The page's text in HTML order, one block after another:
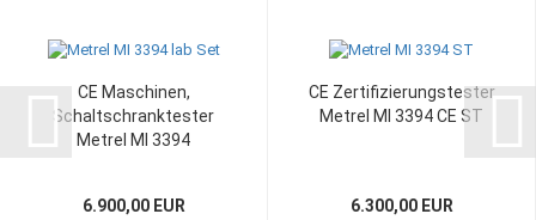
CE Maschinen,
Schaltschranktester
Metrel MI 3394
6.900,00 EUR
CE Zertifizierungstester
Metrel MI 3394 CE ST
6.300,00 EUR